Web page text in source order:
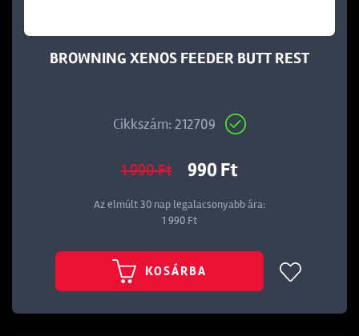
BROWNING XENOS FEEDER BUTT REST
Cikkszám: 212709
1 990 Ft 990 Ft
Az elmúlt 30 nap legalacsonyabb ára:
1 990 Ft
KOSÁRBA